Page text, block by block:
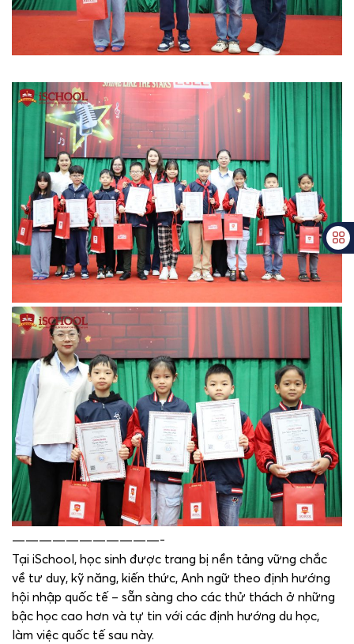
———————————-
Tại iSchool, học sinh được trang bị nền tảng vững chắc
về tư duy, kỹ năng, kiến thức, Anh ngữ theo định hướng
hội nhập quốc tế – sẵn sàng cho các thử thách ở những
bậc học cao hơn và tự tin với các định hướng du học,
làm việc quốc tế sau này.